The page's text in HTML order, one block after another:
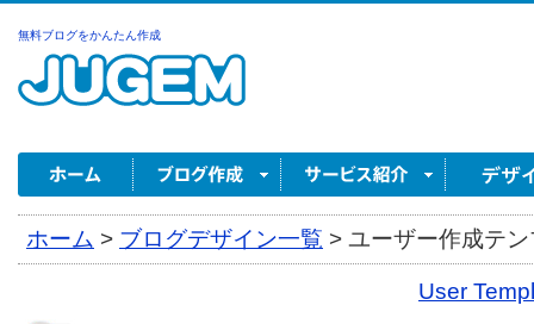
無料ブログをかんたん作成
ホーム > ブログデザイン一覧 > ユーザー作成テ
User